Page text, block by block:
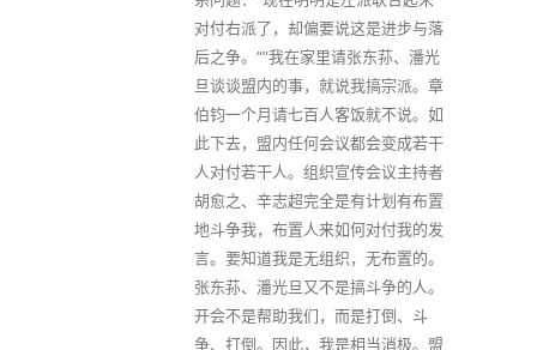
对付右派了，却偏要说这是进步与落
后之争。“”我在家里请张东荪、潘光
旦谈谈盟内的事，就说我搞宗派。章
伯钧一个月请七百人客饭就不说。如
此下去，盟内任何会议都会变成若干
人对付若干人。组织宣传会议主持者
胡愈之、辛志超完全是有计划有布置
地斗争我，布置人来如何对付我的发
言。要知道我是无组织，无布置的。
张东荪、潘光旦又不是搞斗争的人。
开会不是帮助我们，而是打倒、斗
争、打倒。因此，我是相当消极。盟